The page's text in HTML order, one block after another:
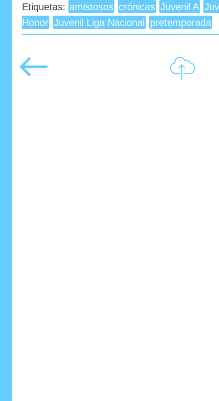
Etiquetas: amistosos crónicas Juvenil A
Honor Juvenil Liga Nacional pretemporada